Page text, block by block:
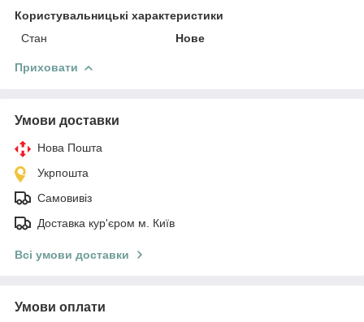
Користувальницькі характеристики
Стан
Нове
Приховати
Умови доставки
Нова Пошта
Укрпошта
Самовивіз
Доставка кур'єром м. Київ
Всі умови доставки
Умови оплати